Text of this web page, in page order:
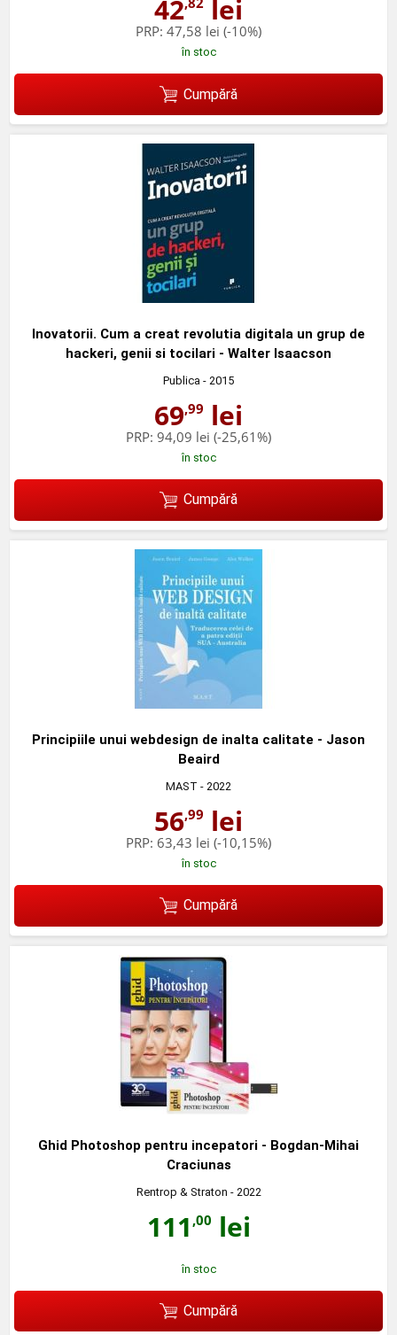
42 lei
PRP: 47,58 lei (-10%)
în stoc
Cumpără
Inovatorii. Cum a creat revolutia digitala un grup de
hackeri, genii si tocilari - Walter Isaacson
Publica - 2015
69,99 lei
PRP: 94,09 lei (-25,61%)
în stoc
Cumpără
Principiile unui webdesign de inalta calitate - Jason
Beaird
MAST - 2022
56,99 lei
PRP: 63,43 lei (-10,15%)
în stoc
Cumpără
Ghid Photoshop pentru incepatori - Bogdan-Mihai
Craciunas
Rentrop & Straton - 2022
111 ,00 lei
în stoc
Cumpără